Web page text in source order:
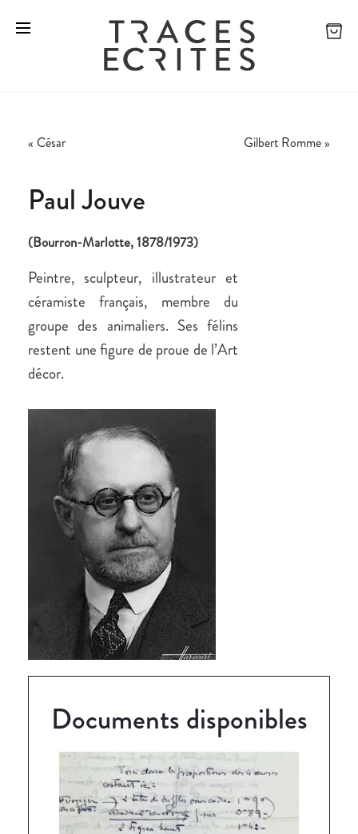
« César Gilbert Romme »
Paul Jouve
(Bourron-Marlotte, 1878/1973)
Peintre, sculpteur, illustrateur et
céramiste français, membre du
groupe des animaliers. Ses félins
restent une figure de proue de l’Art
décor.
Documents disponibles